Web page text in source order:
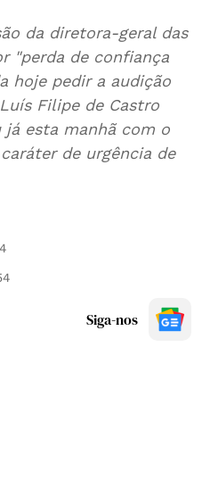
da diretora-geral das
"perda de confiança
hoje pedir a audição
Filipe de Castro
já esta manhã com o
de urgência de
Siga-nos